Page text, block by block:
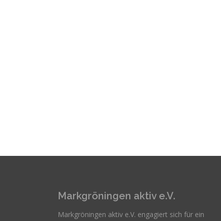
Markgröningen aktiv e.V.
Markgröningen aktiv e.V. engagiert sich für ein